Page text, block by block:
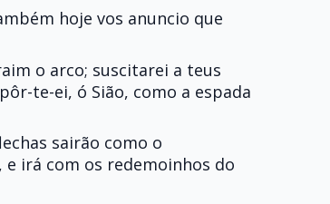
hoje vos anuncio que
o arco; suscitarei a teus
te-ei, ó Sião, como a espada
sairão como o
irá com os redemoinhos do